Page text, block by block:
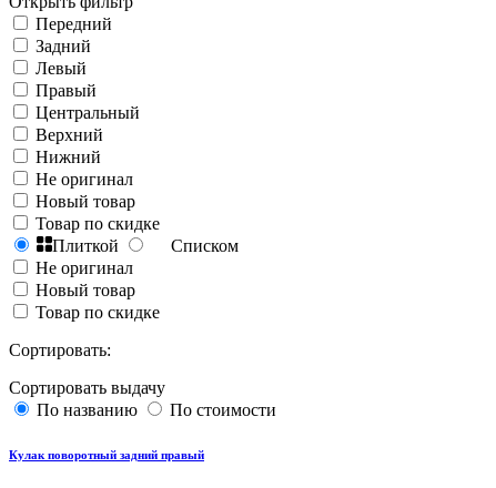
Передний
Задний
Левый
Правый
Центральный
Верхний
Нижний
Не оригинал
Новый товар
Товар по скидке
Плиткой
Списком
Не оригинал
Новый товар
Товар по скидке
Сортировать:
Сортировать выдачу
По названию
По стоимости
Кулак поворотный задний правый